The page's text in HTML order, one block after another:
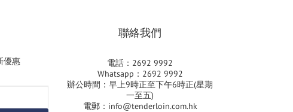
優惠
聯絡我們
電話：2692 9992
Whatsapp：2692 9992
辦公時間：早上9時正至下午6時正(星期
一至五)
電郵：info@tenderloin.com.hk